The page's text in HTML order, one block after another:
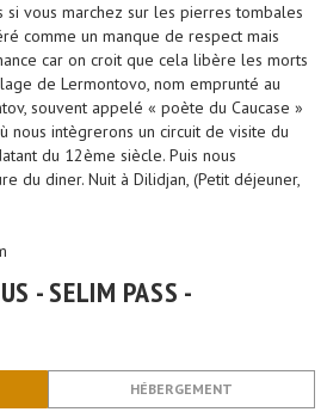
si vous marchez sur les pierres tombales
comme un manque de respect mais
car on croit que cela libère les morts
de Lermontovo, nom emprunté au
souvent appelé « poète du Caucase »
nous intègrerons un circuit de visite du
du 12ème siècle. Puis nous
du diner. Nuit à Dilidjan, (Petit déjeuner,
- SELIM PASS -
HÉBERGEMENT